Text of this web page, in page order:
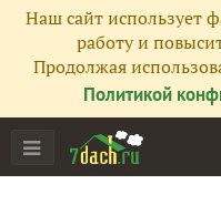
Наш сайт использует
работу и
Продолжая
Политикой